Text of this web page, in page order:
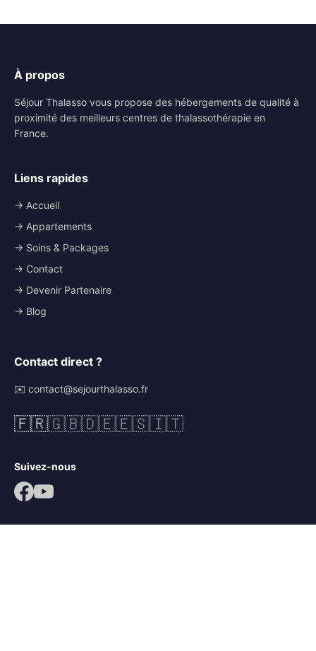
À propos
Séjour Thalasso vous propose des hébergements de qualité à
proximité des meilleurs centres de thalassothérapie en
France.
Liens rapides
→ Accueil
→ Appartements
→ Soins & Packages
→ Contact
→ Devenir Partenaire
→ Blog
Contact direct ?
✉️ contact@sejourthalasso.fr
🇫🇷🇬🇧🇩🇪🇪🇸🇮🇹
Suivez-nous